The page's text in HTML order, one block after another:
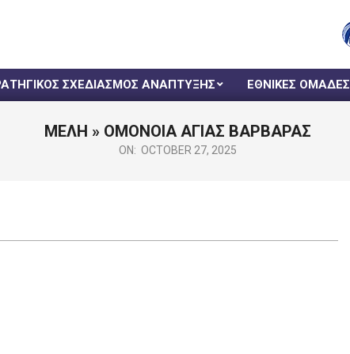
ΣΧΕΔΙΑΣΜΟΣ ΑΝΑΠΤΥΞΗΣ ΕΘΝΙΚΕΣ ΟΜΑΔΕΣ
ΜΕΛΗ » ΟΜΟΝΟΙΑ ΑΓΙΑΣ ΒΑΡΒΑΡΑΣ
ON: OCTOBER 27, 2025